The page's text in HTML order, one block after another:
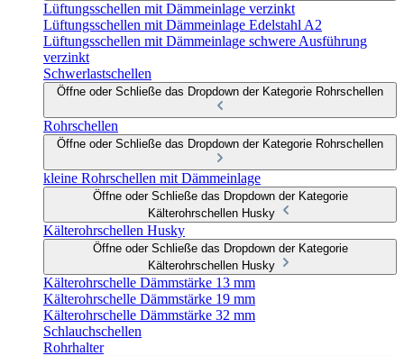
Lüftungsschellen mit Dämmeinlage verzinkt
Lüftungsschellen mit Dämmeinlage Edelstahl A2
Lüftungsschellen mit Dämmeinlage schwere Ausführung
verzinkt
Schwerlastschellen
Öffne oder Schließe das Dropdown der Kategorie Rohrschellen
Rohrschellen
Öffne oder Schließe das Dropdown der Kategorie Rohrschellen
kleine Rohrschellen mit Dämmeinlage
Öffne oder Schließe das Dropdown der Kategorie
Kälterohrschellen Husky
Kälterohrschellen Husky
Öffne oder Schließe das Dropdown der Kategorie
Kälterohrschellen Husky
Kälterohrschelle Dämmstärke 13 mm
Kälterohrschelle Dämmstärke 19 mm
Kälterohrschelle Dämmstärke 32 mm
Schlauchschellen
Rohrhalter